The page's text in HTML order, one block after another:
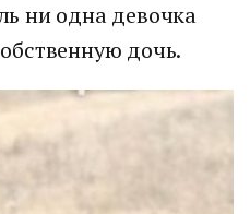
ни одна девочка
дочь.